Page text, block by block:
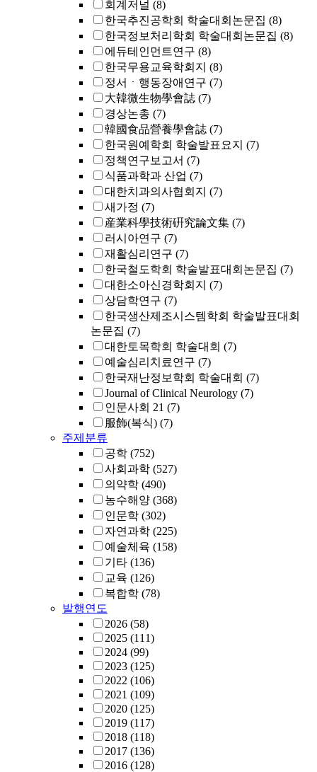
회계저널 (8)
한국추진공학회 학술대회논문집 (8)
한국정보처리학회 학술대회논문집 (8)
에듀테인먼트연구 (8)
한국무용교육학회지 (8)
정서ㆍ행동장애연구 (7)
大韓微生物學會誌 (7)
경상논총 (7)
韓國食品營養學會誌 (7)
한국원예학회 학술발표요지 (7)
정책연구보고서 (7)
식품과학과 산업 (7)
대한치과의사협회지 (7)
새가정 (7)
産業科學技術硏究論文集 (7)
러시아연구 (7)
재활심리연구 (7)
한국철도학회 학술발표대회논문집 (7)
대한소아신경학회지 (7)
상담학연구 (7)
한국생산제조시스템학회 학술발표대회
논문집 (7)
대한토목학회 학술대회 (7)
예술심리치료연구 (7)
한국재난정보학회 학술대회 (7)
Journal of Clinical Neurology (7)
인문사회 21 (7)
服飾(복식) (7)
주제분류
공학 (752)
사회과학 (527)
의약학 (490)
농수해양 (368)
인문학 (302)
자연과학 (225)
예술체육 (158)
기타 (136)
교육 (126)
복합학 (78)
발행연도
2026 (58)
2025 (111)
2024 (99)
2023 (125)
2022 (106)
2021 (109)
2020 (125)
2019 (117)
2018 (118)
2017 (136)
2016 (128)